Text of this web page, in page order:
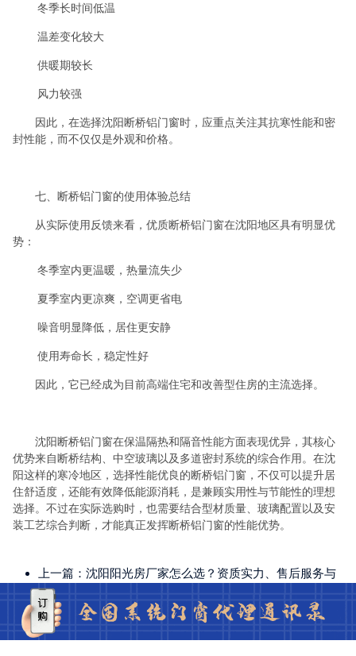
冬季长时间低温
温差变化较大
供暖期较长
风力较强
因此，在选择沈阳断桥铝门窗时，应重点关注其抗寒性能和密
封性能，而不仅仅是外观和价格。
七、断桥铝门窗的使用体验总结
从实际使用反馈来看，优质断桥铝门窗在沈阳地区具有明显优
势：
冬季室内更温暖，热量流失少
夏季室内更凉爽，空调更省电
噪音明显降低，居住更安静
使用寿命长，稳定性好
因此，它已经成为目前高端住宅和改善型住房的主流选择。
沈阳断桥铝门窗在保温隔热和隔音性能方面表现优异，其核心
优势来自断桥结构、中空玻璃以及多道密封系统的综合作用。在沈
阳这样的寒冷地区，选择性能优良的断桥铝门窗，不仅可以提升居
住舒适度，还能有效降低能源消耗，是兼顾实用性与节能性的理想
选择。不过在实际选购时，也需要结合型材质量、玻璃配置以及安
装工艺综合判断，才能真正发挥断桥铝门窗的性能优势。
上一篇： 沈阳阳光房厂家怎么选？资质实力、售后服务与
长期维护建议
下一篇：沈阳系统门窗定制服务，打造隔音、保温、节能
舒适家居空间